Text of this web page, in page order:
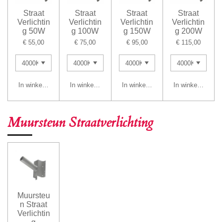
Straat
Verlichtin
g 50W
€ 55,00
In winkelwagen
Straat
Verlichtin
g 100W
€ 75,00
In winkelwagen
Straat
Verlichtin
g 150W
€ 95,00
In winkelwagen
Straat
Verlichtin
g 200W
€ 115,00
In winkelwagen
Muursteun Straatverlichting
Muursteu
n Straat
Verlichtin